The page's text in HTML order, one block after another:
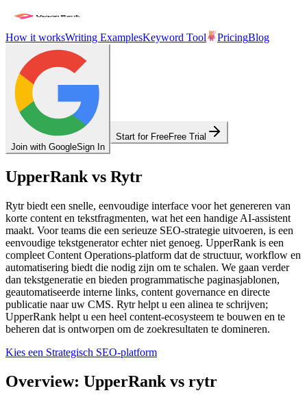
How it worksWriting ExamplesKeyword Tool PricingBlog
Join with GoogleSign In
Start for FreeFree Trial
UpperRank vs Rytr
Rytr biedt een snelle, eenvoudige interface voor het genereren van
korte content en tekstfragmenten, wat het een handige AI-assistent
maakt. Voor teams die een serieuze SEO-strategie uitvoeren, is een
eenvoudige tekstgenerator echter niet genoeg. UpperRank is een
compleet Content Operations-platform dat de structuur, workflow en
automatisering biedt die nodig zijn om te schalen. We gaan verder
dan tekstgeneratie en bieden programmatische paginasjablonen,
geautomatiseerde interne links, content governance en directe
publicatie naar uw CMS. Rytr helpt u een alinea te schrijven;
UpperRank helpt u een heel content-ecosysteem te bouwen en te
beheren dat is ontworpen om de zoekresultaten te domineren.
Kies een Strategisch SEO-platform
Overview: UpperRank vs rytr